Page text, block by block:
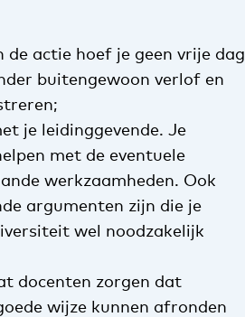
de actie hoef je geen vrije dag
buitengewoon verlof en
je leidinggevende. Je
met de eventuele
werkzaamheden. Ook
argumenten zijn die je
wel noodzakelijk
docenten zorgen dat
wijze kunnen afronden